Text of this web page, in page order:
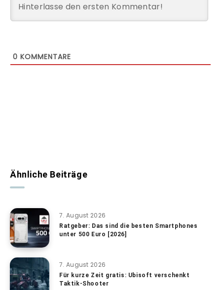
0 KOMMENTARE
Ähnliche Beiträge
7. August 2026
Ratgeber: Das sind die besten Smartphones
unter 500 Euro [2026]
7. August 2026
Für kurze Zeit gratis: Ubisoft verschenkt
Taktik-Shooter